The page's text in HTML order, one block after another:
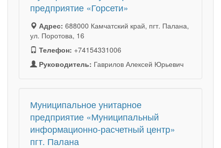
предприятие «Горсети»
Адрес: 688000 Камчатский край, пгт. Палана,
ул. Поротова, 16
Телефон: +74154331006
Руководитель: Гаврилов Алексей Юрьевич
Муниципальное унитарное
предприятие «Муниципальный
информационно-расчетный центр»
пгт. Палана